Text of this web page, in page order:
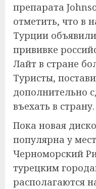
препарата
отметить, что в
Турции
прививке
Лайт в стране
Туристы,
дополнительно
въехать в страну.
Пока новая
популярна у
Черноморский
турецким
располагаются